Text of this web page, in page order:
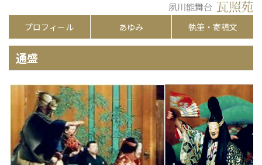
プロフィール あゆみ 執筆・寄稿文
通盛